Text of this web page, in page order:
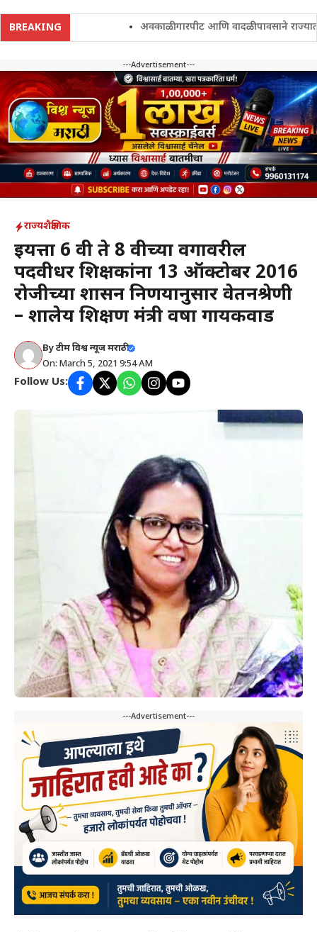
BREAKING अवकाळी गारपीट आणि वादळी पावसाने राज्यातील
---Advertisement---
राज्यशैक्षणिक
इयत्ता 6 वी ते 8 वीच्या वर्गावरील
पदवीधर शिक्षकांना 13 ऑक्टोबर 2016
रोजीच्या शासन निर्णयानुसार वेतनश्रेणी
– शालेय शिक्षण मंत्री वर्षा गायकवाड
Byटीम विश्व न्यूज मराठी
On: March 5, 2021 9:54 AM
Follow Us:
---Advertisement---